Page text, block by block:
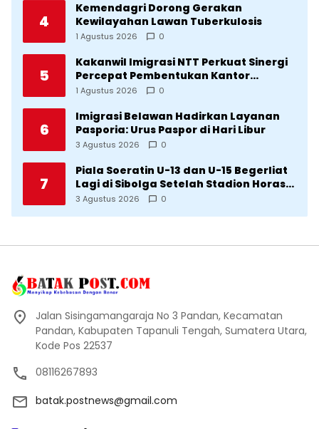
4
Kemendagri Dorong Gerakan
Kewilayahan Lawan Tuberkulosis
1 Agustus 2026 0
5
Kakanwil Imigrasi NTT Perkuat Sinergi
Percepat Pembentukan Kantor
Imigrasi Sumba Timur
1 Agustus 2026 0
6
Imigrasi Belawan Hadirkan Layanan
Pasporia: Urus Paspor di Hari Libur
3 Agustus 2026 0
7
Piala Soeratin U-13 dan U-15 Begerliat
Lagi di Sibolga Setelah Stadion Horas
Direvitalisasi Wali Kota
3 Agustus 2026 0
Jalan Sisingamangaraja No 3 Pandan, Kecamatan
Pandan, Kabupaten Tapanuli Tengah, Sumatera Utara,
Kode Pos 22537
08116267893
batak.postnews@gmail.com